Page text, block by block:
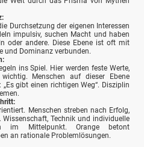
Durchsetzung der eigenen Interessen
impulsiv, suchen Macht und haben
oder andere. Diese Ebene ist oft mit
und Dominanz verbunden.
ins Spiel. Hier werden feste Werte,
Menschen auf dieser Ebene
gibt einen richtigen Weg“. Disziplin
Menschen streben nach Erfolg,
Technik und individuelle
im Mittelpunkt. Orange betont
an rationale Problemlösungen.